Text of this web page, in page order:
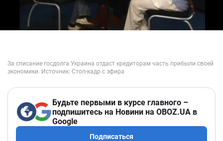
Будьте первыми в курсе главного –
подпишитесь на Новини на OBOZ.UA в
Google
Подписаться